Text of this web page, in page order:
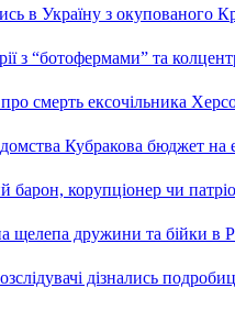
в Україну з окупованого
з “ботофермами” та
смерть ексочільника
Кубракова бюджет на
корупціонер чи
щелепа дружини та бійки
дізнались